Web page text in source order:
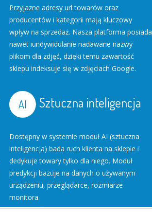
Przyjazne adresy url towarów oraz
producentów i kategorii mają kluczowy
wpływ na sprzedaż. Nasza platforma posiada
nawet iundywidulanie nadawane nazwy
plikom dla zdjęć, dzięki temu zawartość
sklepu indeksuje się w zdjęciach Google.
Sztuczna inteligencja
Dostępny w systemie moduł AI (sztuczna
inteligencja) bada ruch klienta na sklepie i
dedykuje towary tylko dla niego. Moduł
predykcji bazuje na danych o używanym
urządzeniu, przeglądarce, rozmiarze
monitora.